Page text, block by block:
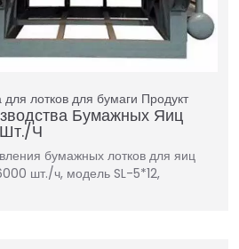
лотков для бумаги Продукт
Бумажных Яиц
ч
бумажных лотков для яиц
шт./ч, модель SL-5*12,